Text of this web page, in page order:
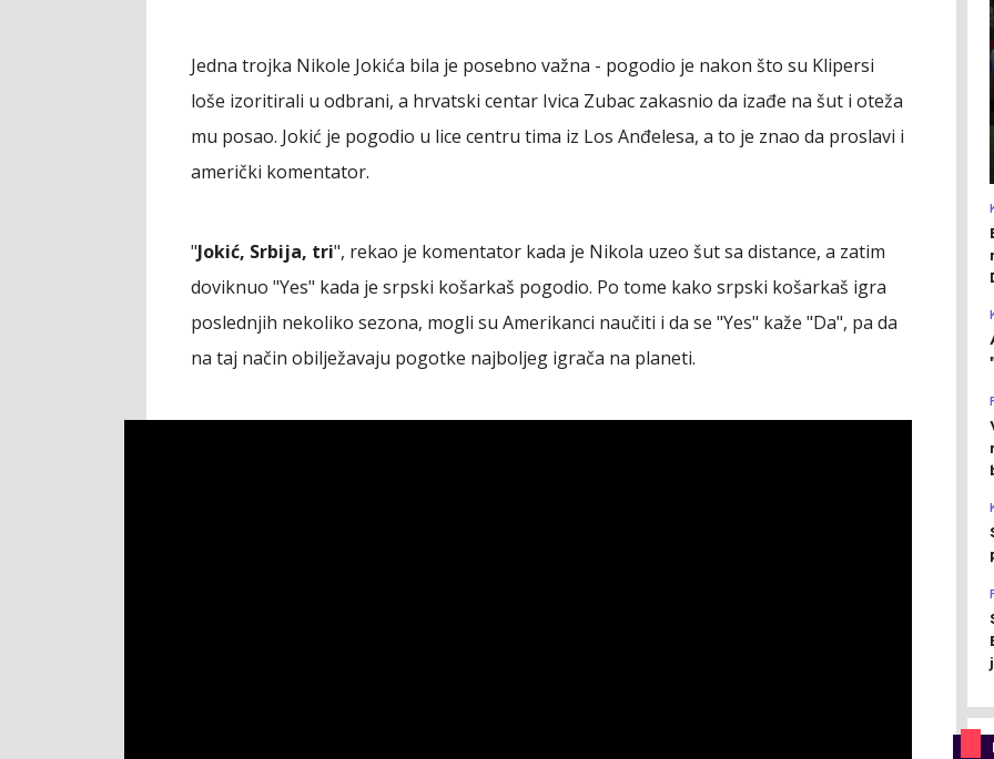
Jedna trojka Nikole Jokića bila je posebno važna - pogodio je nakon što su Klipersi
loše izoritirali u odbrani, a hrvatski centar Ivica Zubac zakasnio da izađe na šut i oteža
mu posao. Jokić je pogodio u lice centru tima iz Los Anđelesa, a to je znao da proslavi i
američki komentator.
"Jokić, Srbija, tri", rekao je komentator kada je Nikola uzeo šut sa distance, a zatim
doviknuo "Yes" kada je srpski košarkaš pogodio. Po tome kako srpski košarkaš igra
poslednjih nekoliko sezona, mogli su Amerikanci naučiti i da se "Yes" kaže "Da", pa da
na taj način obilježavaju pogotke najboljeg igrača na planeti.